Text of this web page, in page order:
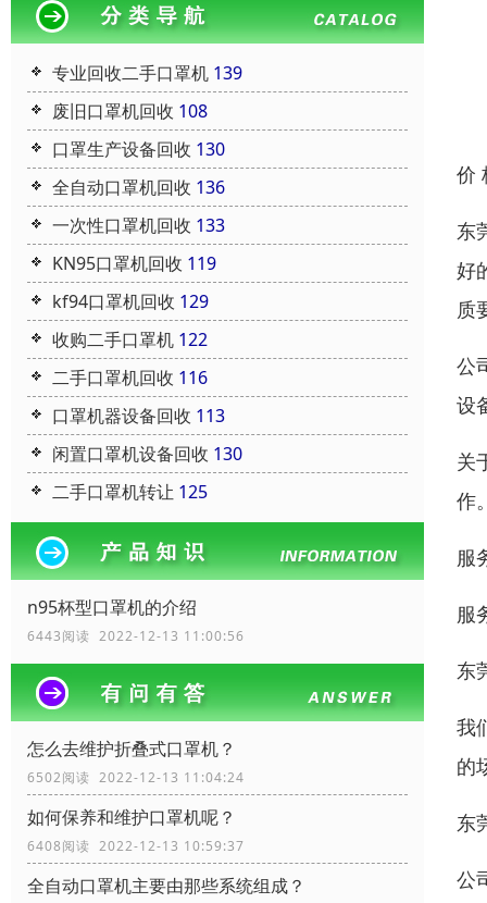
专业回收二手口罩机 139
废旧口罩机回收 108
口罩生产设备回收 130
全自动口罩机回收 136
一次性口罩机回收 133
KN95口罩机回收 119
kf94口罩机回收 129
收购二手口罩机 122
二手口罩机回收 116
口罩机器设备回收 113
闲置口罩机设备回收 130
二手口罩机转让 125
n95杯型口罩机的介绍
6443阅读 2022-12-13 11:00:56
怎么去维护折叠式口罩机？
6502阅读 2022-12-13 11:04:24
如何保养和维护口罩机呢？
6408阅读 2022-12-13 10:59:37
全自动口罩机主要由那些系统组成？
价
东
好
质
公
设
关
作
服
服
东
我
的
东
公